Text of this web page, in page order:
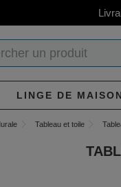
LINGE DE MAISON
Tableau et toile